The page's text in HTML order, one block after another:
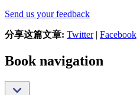
Send us your feedback
分享这篇文章: Twitter| Facebook
Book navigation